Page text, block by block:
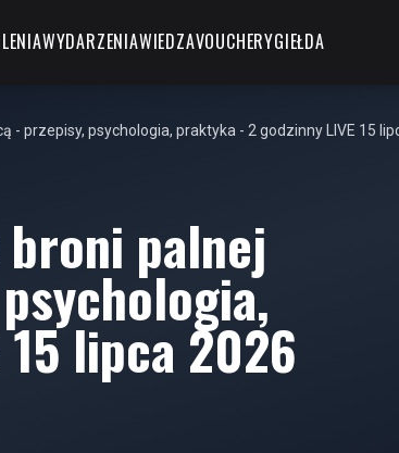
WYDARZENIAWIEDZAVOUCHERYGIEŁDA
przepisy, psychologia, praktyka - 2 godzinny LIVE 15
broni palnej
lipca 2026